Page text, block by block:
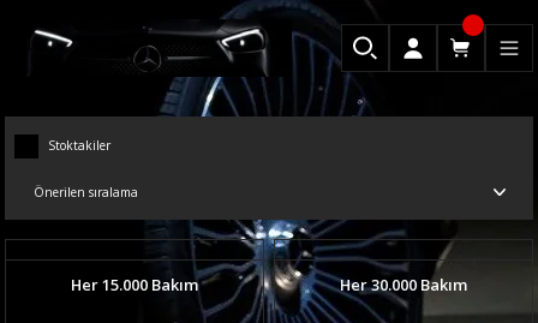
Stoktakiler
Her 15.000 Bakım Her 30.000 Bakım